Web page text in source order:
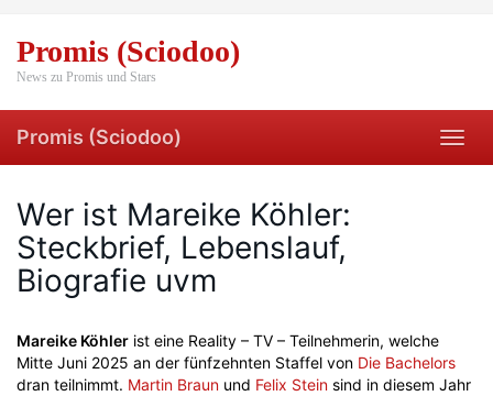
main
content
Promis (Sciodoo)
News zu Promis und Stars
Promis (Sciodoo)
Wer ist Mareike Köhler:
Steckbrief, Lebenslauf,
Biografie uvm
Mareike Köhler ist eine Reality – TV – Teilnehmerin, welche
Mitte Juni 2025 an der fünfzehnten Staffel von Die Bachelors
dran teilnimmt. Martin Braun und Felix Stein sind in diesem Jahr